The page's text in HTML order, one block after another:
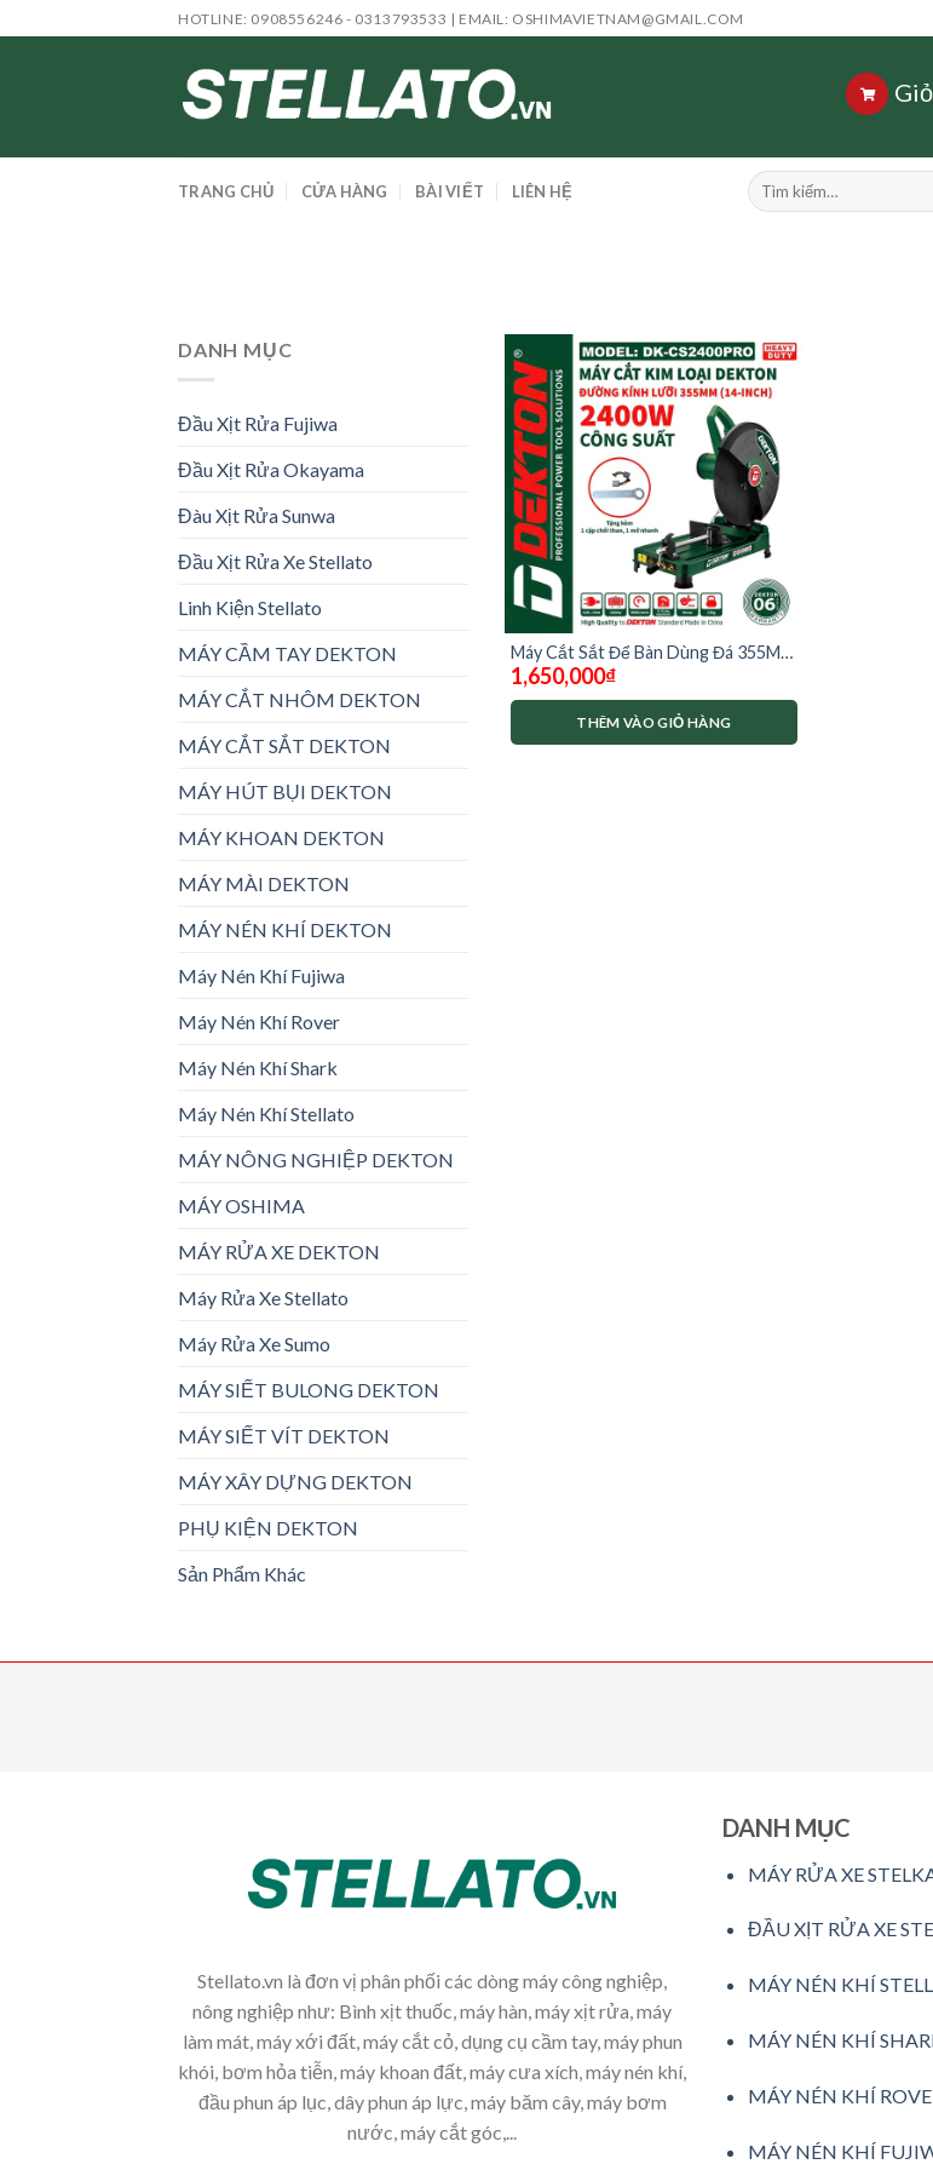
to
HOTLINE: 0908556246 - 0313793533 | EMAIL: OSHIMAVIETNAM@GMAIL.COM
TRANG CHỦ CỬA HÀNG BÀI VIẾT LIÊN HỆ
Tìm
kiếm:
DANH MỤC
Đầu Xịt Rửa Fujiwa
Đầu Xịt Rửa Okayama
Đàu Xịt Rửa Sunwa
Đầu Xịt Rửa Xe Stellato
Linh Kiện Stellato
MÁY CẦM TAY DEKTON
MÁY CẮT NHÔM DEKTON
MÁY CẮT SẮT DEKTON
MÁY HÚT BỤI DEKTON
MÁY KHOAN DEKTON
MÁY MÀI DEKTON
MÁY NÉN KHÍ DEKTON
Máy Nén Khí Fujiwa
Máy Nén Khí Rover
Máy Nén Khí Shark
Máy Nén Khí Stellato
MÁY NÔNG NGHIỆP DEKTON
MÁY OSHIMA
MÁY RỬA XE DEKTON
Máy Rửa Xe Stellato
Máy Rửa Xe Sumo
MÁY SIẾT BULONG DEKTON
MÁY SIẾT VÍT DEKTON
MÁY XÂY DỰNG DEKTON
PHỤ KIỆN DEKTON
Sản Phẩm Khác
Máy Cắt Sắt Để Bàn Dùng Đá 355MM
Dekton DK-CS2400pro
1,650,000₫
THÊM VÀO GIỎ HÀNG
Stellato.vn là đơn vị phân phối các dòng máy công nghiệp,
nông nghiệp như: Bình xịt thuốc, máy hàn, máy xịt rửa, máy
làm mát, máy xới đất, máy cắt cỏ, dụng cụ cầm tay, máy phun
khói, bơm hỏa tiễn, máy khoan đất, máy cưa xích, máy nén khí,
đầu phun áp lục, dây phun áp lực, máy băm cây, máy bơm
nước, máy cắt góc,...
DANH MỤC
MÁY RỬA XE
ĐẦU XỊT RỬA XE
MÁY NÉN KHÍ
MÁY NÉN KHÍ
MÁY NÉN KHÍ
MÁY NÉN KHÍ